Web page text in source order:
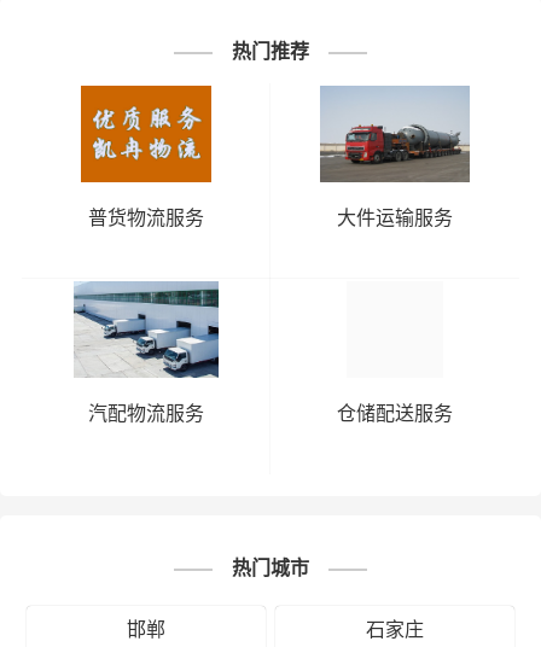
热门推荐
普货物流服务 大件运输服务
汽配物流服务 仓储配送服务
热门城市
邯郸 石家庄